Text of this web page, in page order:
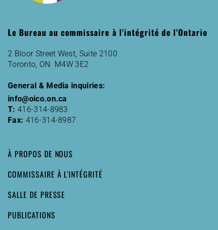
Le Bureau au commissaire à l'intégrité de l'Ontario
2 Bloor Street West, Suite 2100
Toronto, ON M4W 3E2
General & Media inquiries:
info@oico.on.ca
T: 416-314-8983
Fax: 416-314-8987
À PROPOS DE NOUS
COMMISSAIRE À L'INTÉGRITÉ
SALLE DE PRESSE
PUBLICATIONS